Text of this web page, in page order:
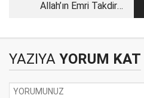
Allah’ın Emri Takdir
YAZIYA YORUM KAT